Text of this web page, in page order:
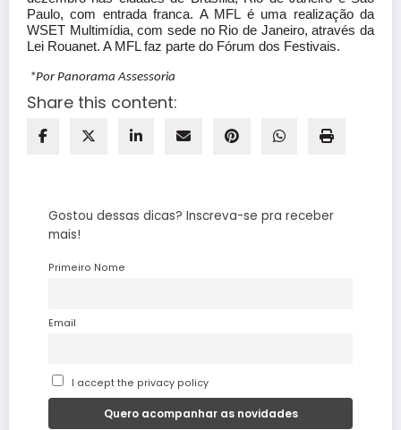
Paulo, com entrada franca. A MFL é uma realização da
WSET Multimídia, com sede no Rio de Janeiro, através da
Lei Rouanet. A MFL faz parte do Fórum dos Festivais.
*Por Panorama Assessoria
Share this content:
Gostou dessas dicas? Inscreva-se pra receber
mais!
Primeiro Nome
Email
I accept the privacy policy